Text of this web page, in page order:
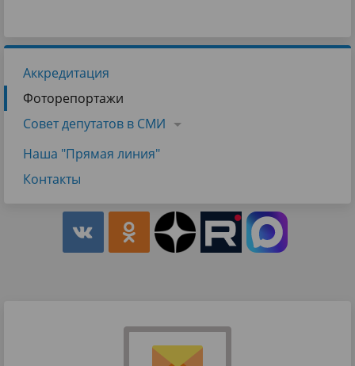
Аккредитация
Фоторепортажи
Совет депутатов в СМИ
Наша "Прямая линия"
Контакты